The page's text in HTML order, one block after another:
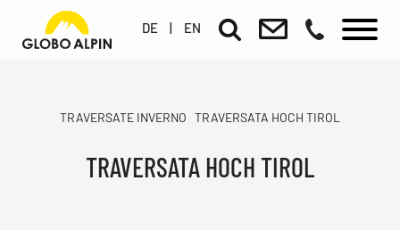
DE | EN
TRAVERSATE INVERNO TRAVERSATA HOCH TIROL
TRAVERSATA HOCH TIROL